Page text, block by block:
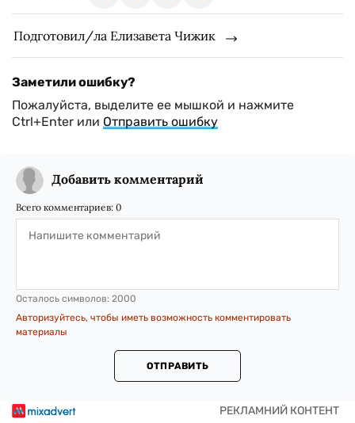
Подготовил/ла Елизавета Чижик
Заметили ошибку?
Пожалуйста, выделите ее мышкой и нажмите
Ctrl+Enter или Отправить ошибку
Добавить комментарий
Всего комментариев: 0
Осталось символов: 2000
Авторизуйтесь, чтобы иметь возможность комментировать
материалы
ОТПРАВИТЬ